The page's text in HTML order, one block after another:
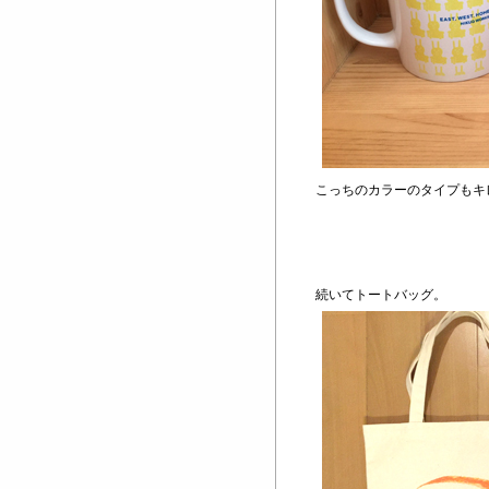
こっちのカラーのタイプも
続いてトートバッグ。